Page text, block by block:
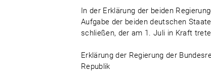
In der Erklärung der beiden
Aufgabe der beiden deutschen
schließen, der am 1. Juli in Kraft
Erklärung der Regierung der
Republik